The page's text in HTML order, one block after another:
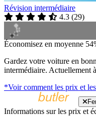
Révision intermédiaire
4.3 (29)
Économisez en moyenne
Gardez votre voiture en
intermédiaire. Actuellement
*Voir comment les prix et
Informations sur les prix et